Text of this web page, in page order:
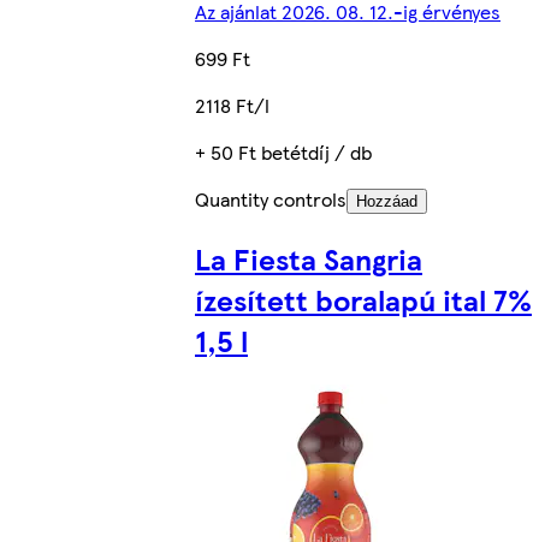
Az ajánlat 2026. 08. 12.-ig érvényes
699 Ft
2118 Ft/l
+ 50 Ft betétdíj / db
Quantity controls
Hozzáad
La Fiesta Sangria
ízesített boralapú ital 7%
1,5 l